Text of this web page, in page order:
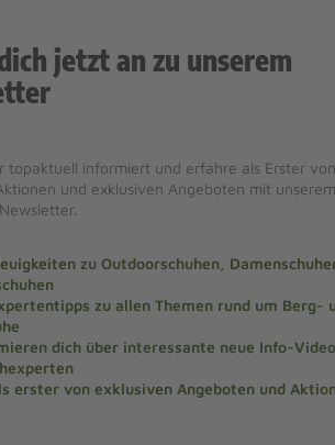
jetzt an zu unserem
topaktuell informiert und erfahre als Erster von
und exklusiven Angeboten mit unserem
zu Outdoorschuhen,
zu allen Themen rund um Berg-
dich über interessante neue Info-
erster von exklusiven Angeboten und